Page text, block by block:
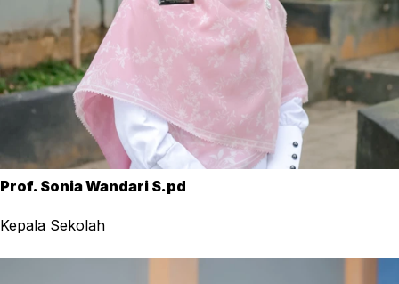
Prof. Sonia Wandari S.pd
Kepala Sekolah